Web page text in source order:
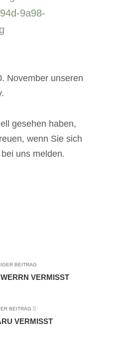
November unseren
gesehen haben,
wenn Sie sich
uns melden.
BEITRAG
VERMISST
BEITRAG
VERMISST